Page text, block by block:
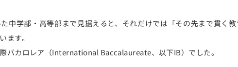
中学部・高等部まで見据えると、それだけでは「その先まで貫く教
ます。
バカロレア（International Baccalaureate、以下IB）でした。